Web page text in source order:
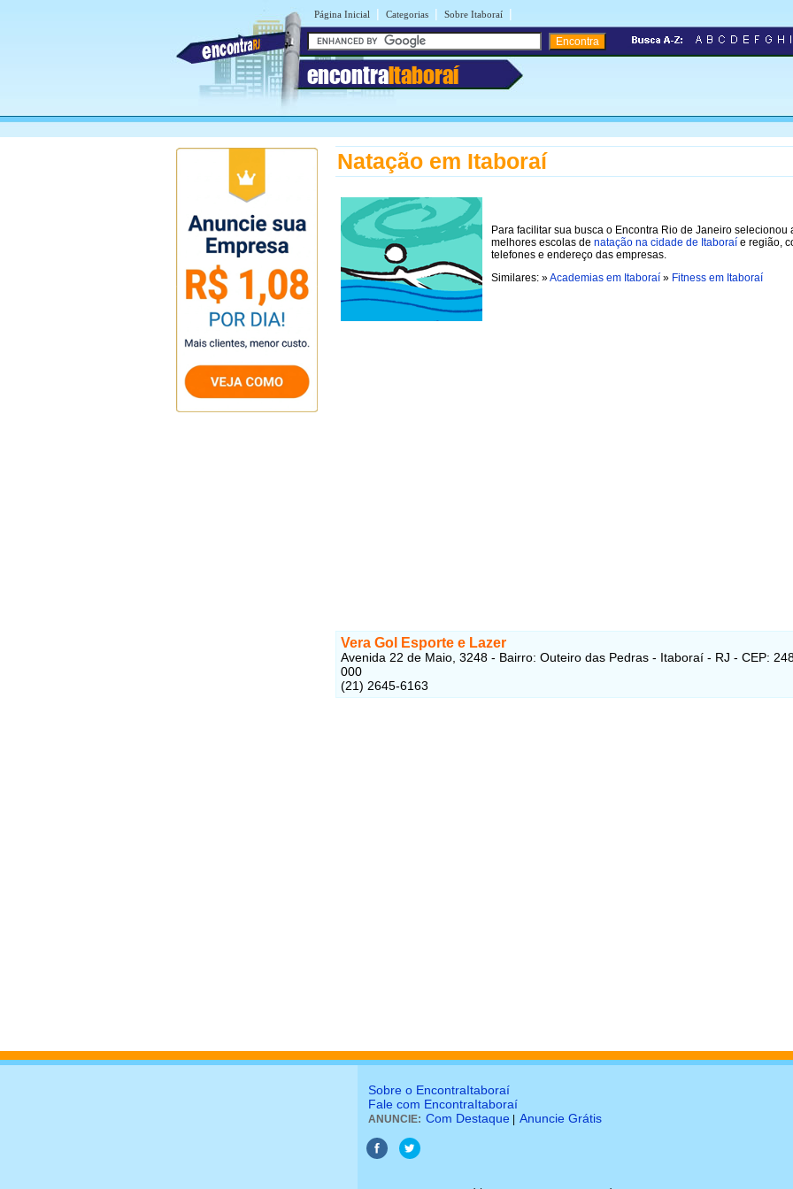
Página Inicial | Categorias | Sobre Itaboraí |
encontraItaboraí
Natação em Itaboraí
Para facilitar sua busca o Encontra Rio de Janeiro selecionou
melhores escolas de natação na cidade de Itaboraí e região,
telefones e endereço das empresas.
Similares: »Academias em Itaboraí » Fitness em Itaboraí
Vera Gol Esporte e Lazer
Avenida 22 de Maio, 3248 - Bairro: Outeiro das Pedras - Itaboraí - RJ - CEP:
000
(21) 2645-6163
Sobre o EncontraItaboraí
Fale com EncontraItaboraí
ANUNCIE: Com Destaque Anuncie Grátis